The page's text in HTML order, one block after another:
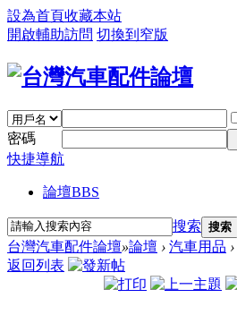
設為首頁收藏本站
開啟輔助訪問 切換到窄版
密碼
快捷導航
論壇BBS
搜索 搜索
台灣汽車配件論壇»論壇 › 汽車用品 ›
返回列表